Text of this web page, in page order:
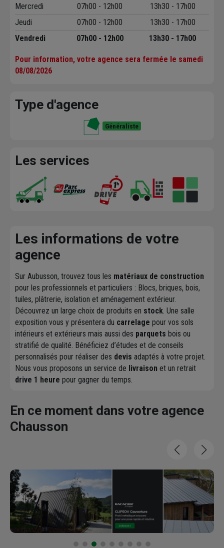
Mercredi
07h00 - 12h00
13h30 - 17h00
Jeudi
07h00 - 12h00
13h30 - 17h00
Vendredi
07h00 - 12h00 13h30 - 17h00
Pour information, votre agence sera fermée le samedi
08/08/2026
Type d'agence
Généraliste
Les services
Les informations de votre
agence
Sur Aubusson, trouvez tous les matériaux de construction
pour les professionnels et particuliers : Blocs, briques, bois,
tuiles, plâtrerie, isolation et aménagement extérieur.
Découvrez un large choix de produits en stock. Une salle
exposition vous y présentera du carrelage pour vos sols
intérieurs et extérieurs mais aussi des parquets bois ou
stratifié de qualité. Bénéficiez d’études et de conseils
personnalisés pour réaliser des devis adaptés à votre projet.
Nous vous proposons un service de livraison et un retrait
drive 1 heure pour gagner du temps.
En ce moment dans votre agence
Chausson